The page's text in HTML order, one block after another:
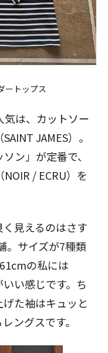
ートップス
は、カットソー
JAMES）。
ン」が定番で、
/ ECRU）を
見えるのはさす
。サイズが7種類
の私には
い感じです。ち
た袖はキュッと
ングスです。